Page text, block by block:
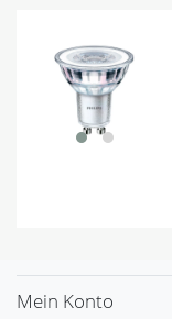
Mein Konto